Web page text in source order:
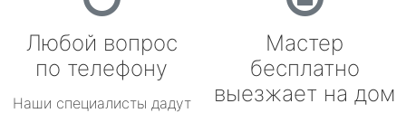
Любой вопрос
по телефону
Наши специалисты дадут
Мастер
бесплатно
выезжает на дом